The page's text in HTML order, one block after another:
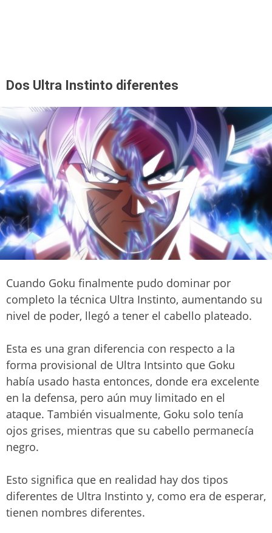
Dos Ultra Instinto diferentes
Cuando Goku finalmente pudo dominar por
completo la técnica Ultra Instinto, aumentando su
nivel de poder, llegó a tener el cabello plateado.
Esta es una gran diferencia con respecto a la
forma provisional de Ultra Intsinto que Goku
había usado hasta entonces, donde era excelente
en la defensa, pero aún muy limitado en el
ataque. También visualmente, Goku solo tenía
ojos grises, mientras que su cabello permanecía
negro.
Esto significa que en realidad hay dos tipos
diferentes de Ultra Instinto y, como era de esperar,
tienen nombres diferentes.